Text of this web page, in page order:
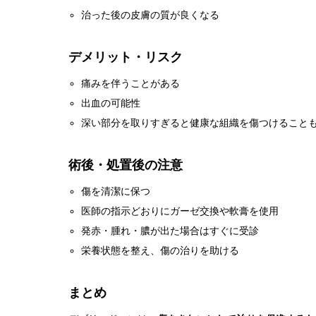
治った後の皮膚の質が良くなる
デメリット・リスク
痛みを伴うことがある
出血の可能性
深い部分を取りすぎると健康な組織を傷つけること
術後・処置後の注意
傷を清潔に保つ
医師の指示どおりにガーゼ交換や軟膏を使用
発赤・腫れ・膿が出た場合はすぐに受診
栄養状態を整え、傷の治りを助ける
まとめ